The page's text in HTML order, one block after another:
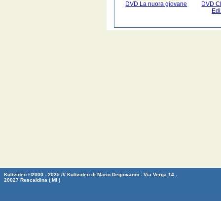
DVD La nuora giovane
DVD
Kultvideo ©2000 - 2025 /// Kultvideo di Mario Degiovanni - Via Verga 14 -
20027 Rescaldina ( MI )